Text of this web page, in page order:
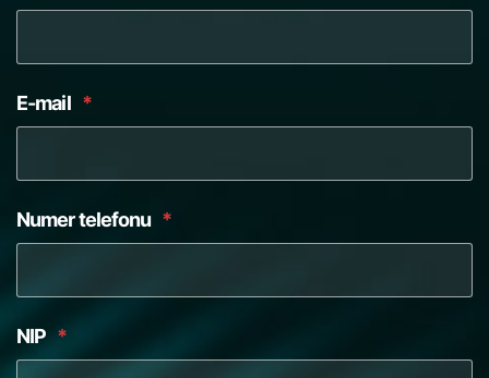
E-mail *
Numer telefonu *
NIP *